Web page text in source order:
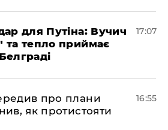
для Путіна: Вучич
та тепло приймає
17:07
про плани
як протистояти
16:55